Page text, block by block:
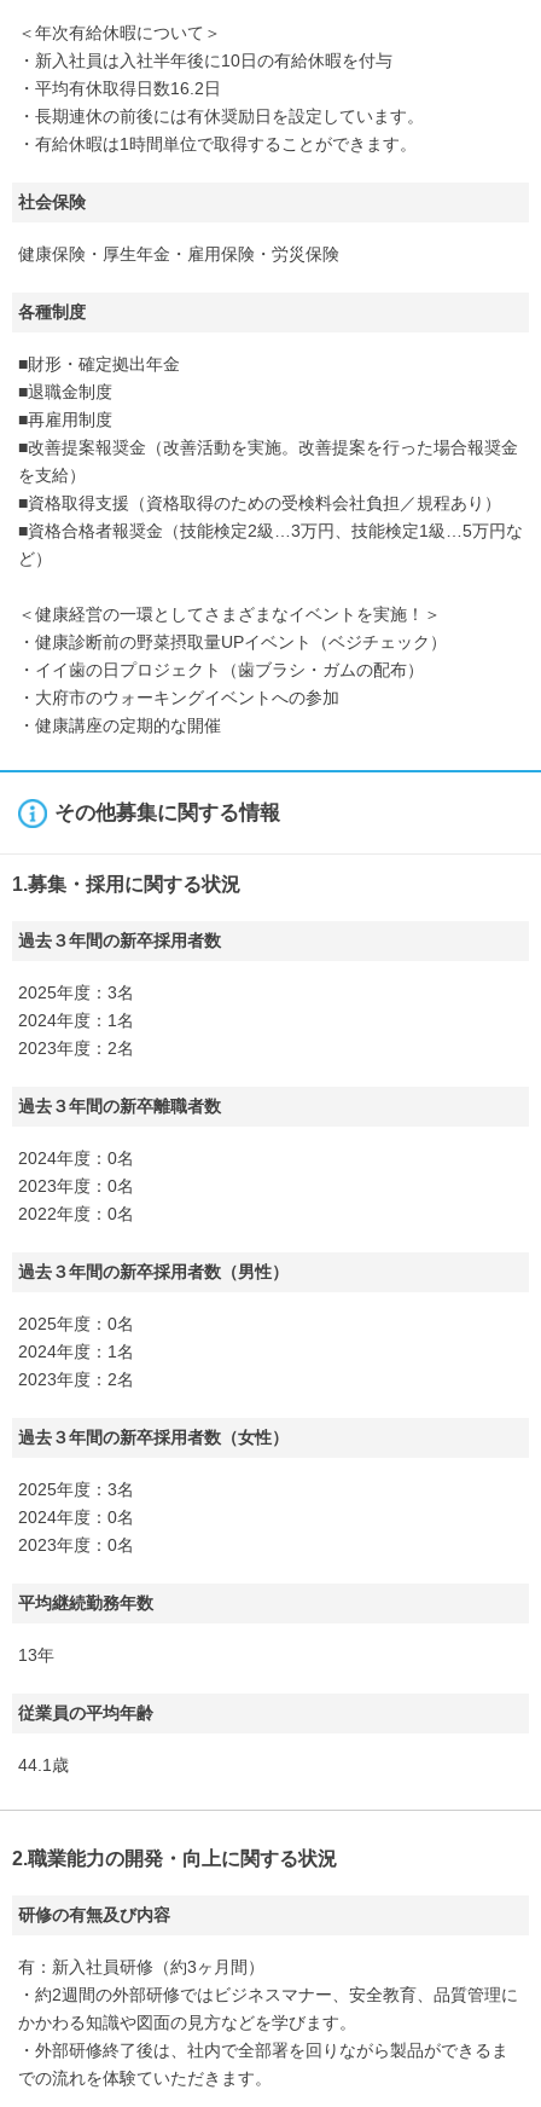
＜年次有給休暇について＞
・新入社員は入社半年後に10日の有給休暇を付与
・平均有休取得日数16.2日
・長期連休の前後には有休奨励日を設定しています。
・有給休暇は1時間単位で取得することができます。
社会保険
健康保険・厚生年金・雇用保険・労災保険
各種制度
■財形・確定拠出年金
■退職金制度
■再雇用制度
■改善提案報奨金（改善活動を実施。改善提案を行った場合報奨金
を支給）
■資格取得支援（資格取得のための受検料会社負担／規程あり）
■資格合格者報奨金（技能検定2級…3万円、技能検定1級…5万円な
ど）
＜健康経営の一環としてさまざまなイベントを実施！＞
・健康診断前の野菜摂取量UPイベント（ベジチェック）
・イイ歯の日プロジェクト（歯ブラシ・ガムの配布）
・大府市のウォーキングイベントへの参加
・健康講座の定期的な開催
その他募集に関する情報
1.募集・採用に関する状況
過去３年間の新卒採用者数
2025年度：3名
2024年度：1名
2023年度：2名
過去３年間の新卒離職者数
2024年度：0名
2023年度：0名
2022年度：0名
過去３年間の新卒採用者数（男性）
2025年度：0名
2024年度：1名
2023年度：2名
過去３年間の新卒採用者数（女性）
2025年度：3名
2024年度：0名
2023年度：0名
平均継続勤務年数
13年
従業員の平均年齢
44.1歳
2.職業能力の開発・向上に関する状況
研修の有無及び内容
有：新入社員研修（約3ヶ月間）
・約2週間の外部研修ではビジネスマナー、安全教育、品質管理に
かかわる知識や図面の見方などを学びます。
・外部研修終了後は、社内で全部署を回りながら製品ができるま
での流れを体験ていただきます。